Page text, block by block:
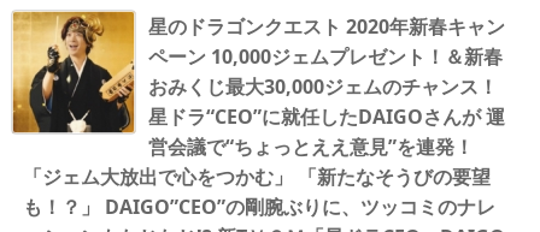
星のドラゴンクエスト 2020年新春キャン
ペーン 10,000ジェムプレゼント！＆新春
おみくじ最大30,000ジェムのチャンス！
星ドラ“CEO”に就任したDAIGOさんが 運
営会議で“ちょっとええ意見”を連発！
「ジェム大放出で心をつかむ」 「新たなそうびの要望
も！？」 DAIGO”CEO”の剛腕ぶりに、ツッコミのナレ